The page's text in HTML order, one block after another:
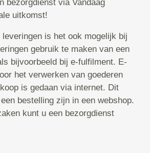
bezorgdienst via Vandaag
uitkomst!
leveringen is het ook mogelijk bij
gebruik te maken van een
bijvoorbeeld bij e-fulfilment. E-
het verwerken van goederen
is gedaan via internet. Dit
bestelling zijn in een webshop.
kunt u een bezorgdienst